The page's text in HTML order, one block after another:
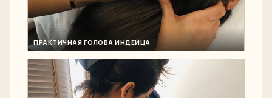
ПРАКТИЧНАЯ ГОЛОВА ИНДЕЙЦА